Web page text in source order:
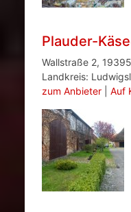
Plauder-
Wallstraße 2,
Landkreis:
zum Anbieter| Auf